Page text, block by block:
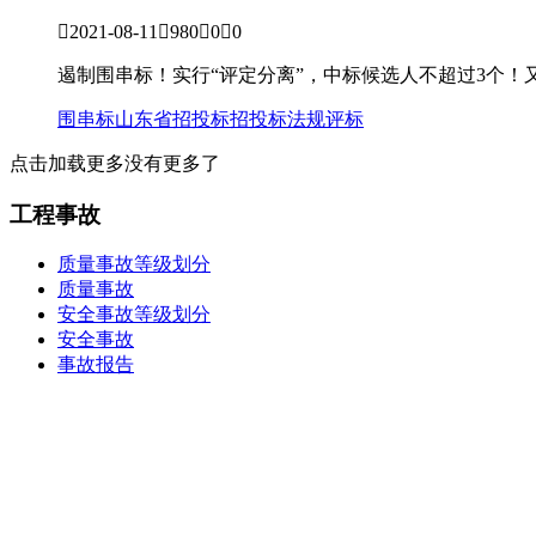
2021-08-11 98000
遏制围串标！实行“评定分离”，中标候选人不超过3个！
围串标山东省招投标招投标法规评标
点击加载更多没有更多了
工程事故
质量事故等级划分
质量事故
安全事故等级划分
安全事故
事故报告